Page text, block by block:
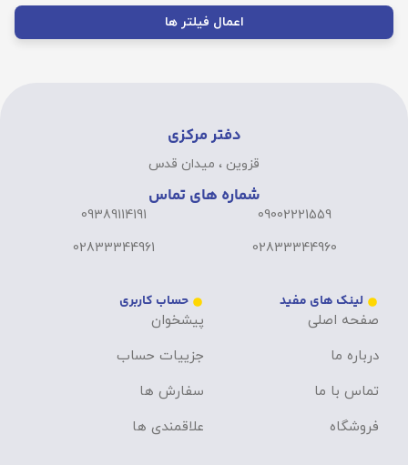
اعمال فیلتر ها
دفتر مرکزی
قزوین ، میدان قدس
شماره های تماس
09002221559
02833344960
09389114191
02833344961
لینک های مفید
صفحه اصلی
درباره ما
تماس با ما
فروشگاه
حساب کاربری
پیشخوان
جزییات حساب
سفارش ها
علاقمندی ها